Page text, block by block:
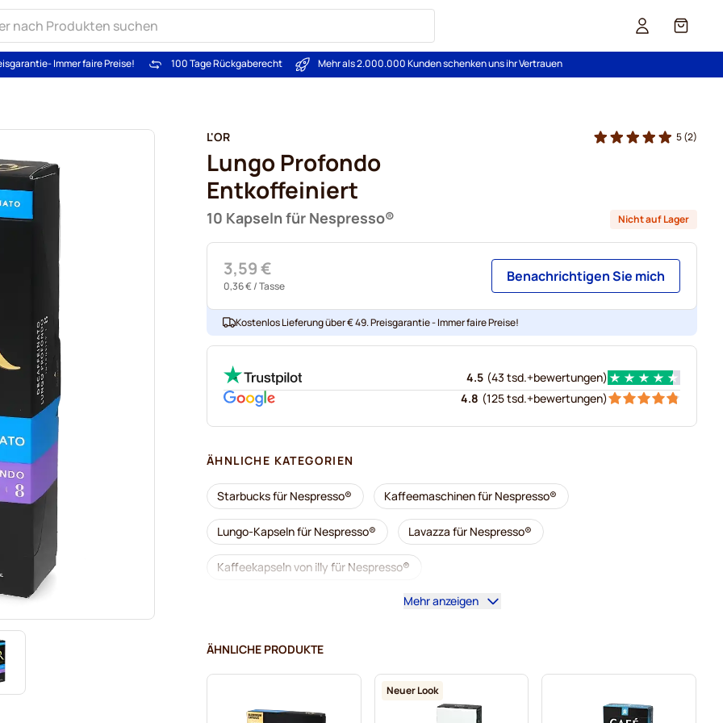
Cart
- Immer faire Preise! 100 Tage Rückgaberecht Mehr als 2.000.000 Kunden schenken uns ihr Vertrauen
L'OR
Lungo Profondo
Entkoffeiniert
10 Kapseln für Nespresso®
5(2)
Nicht auf Lager
3,59 €
0,36 €/ Tasse
Benachrichtigen Sie mich
Kostenlos Lieferung über € 49. Preisgarantie - Immer faire Preise!
4.5 (43 tsd.+bewertungen)
4.8 (125 tsd.+bewertungen)
ÄHNLICHE KATEGORIEN
Starbucks für Nespresso® Kaffeemaschinen für Nespresso®
Lungo-Kapseln für Nespresso® Lavazza für Nespresso®
Kaffeekapseln von illy für Nespresso®
Kaffeekapseln von Café Royal für Nespresso® Zubehör für Nespresso®
Kaffeekapseln von L'OR für Nespresso®
Kaffeekapseln von Segafredo für Nespresso®
Mehr anzeigen
ÄHNLICHE PRODUKTE
Neuer Look